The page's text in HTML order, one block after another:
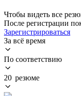
Чтобы видеть все
После регистрации
Зарегистрироваться
За всё время
По соответствию
20 резюме